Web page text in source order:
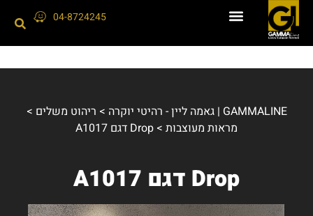
04-8724245
GAMMALINE | גאמה ליין - רהיטי יוקרה > ריהוט משלים >
מראות מעוצבות > Drop דגם A1017
Drop דגם A1017